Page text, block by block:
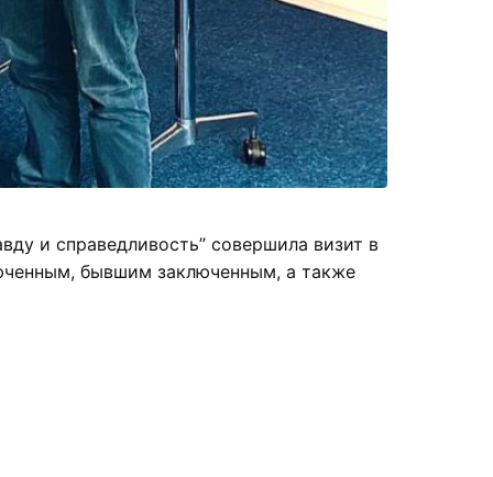
и справедливость” совершила визит в
бывшим заключенным, а также